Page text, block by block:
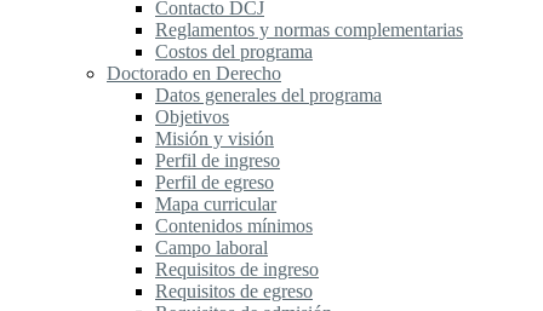
Contacto DCJ
Reglamentos y normas complementarias
Costos del programa
Doctorado en Derecho
Datos generales del programa
Objetivos
Misión y visión
Perfil de ingreso
Perfil de egreso
Mapa curricular
Contenidos mínimos
Campo laboral
Requisitos de ingreso
Requisitos de egreso